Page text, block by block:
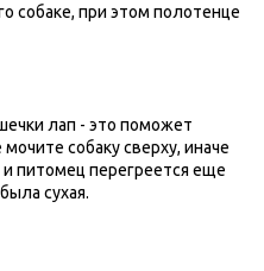
собаке, при этом полотенце
лап - это поможет
собаку сверху, иначе
питомец перегреется еще
сухая.